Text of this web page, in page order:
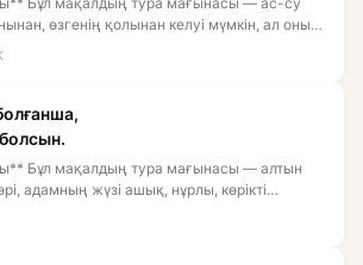
өзгенің қолынан келуі мүмкін, ал оны
Бұл мақалдың тура мағынасы — алтын
адамның жүзі ашық, нұрлы, көрікті